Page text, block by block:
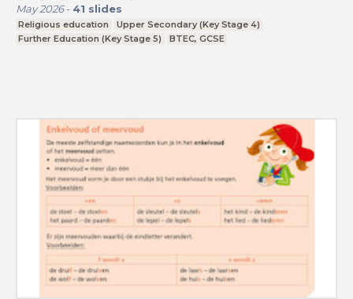
May 2026- 41 slides
Religious education
Upper Secondary (Key Stage 4)
Further Education (Key Stage 5)
BTEC, GCSE